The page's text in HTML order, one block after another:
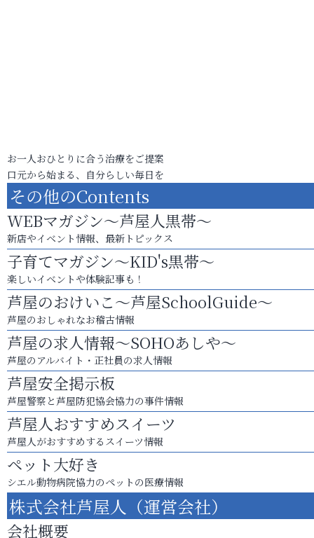
お一人おひとりに合う治療をご提案
口元から始まる、自分らしい毎日を
その他のContents
WEBマガジン～芦屋人黒帯～
新店やイベント情報、最新トピックス
子育てマガジン～KID's黒帯～
楽しいイベントや体験記事も！
芦屋のおけいこ～芦屋SchoolGuide～
芦屋のおしゃれなお稽古情報
芦屋の求人情報～SOHOあしや～
芦屋のアルバイト・正社員の求人情報
芦屋安全掲示板
芦屋警察と芦屋防犯協会協力の事件情報
芦屋人おすすめスイーツ
芦屋人がおすすめするスイーツ情報
ペット大好き
シエル動物病院協力のペットの医療情報
株式会社芦屋人（運営会社）
会社概要